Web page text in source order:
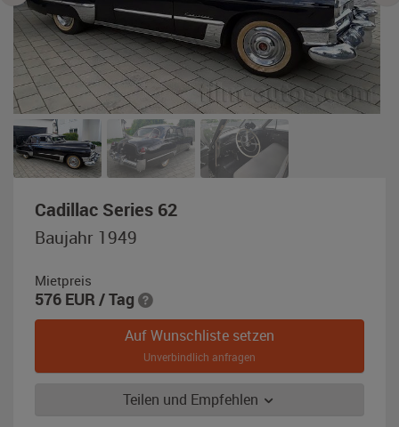
Cadillac Series 62,
Baujahr 1949
Mietpreis
576 EUR / Tag
Auf Wunschliste setzen
Unverbindlich anfragen
Teilen und Empfehlen